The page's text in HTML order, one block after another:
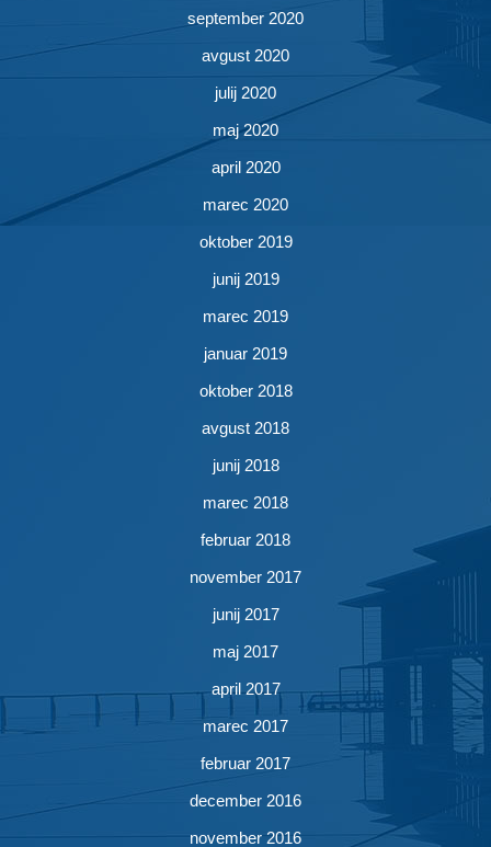
september 2020
avgust 2020
julij 2020
maj 2020
april 2020
marec 2020
oktober 2019
junij 2019
marec 2019
januar 2019
oktober 2018
avgust 2018
junij 2018
marec 2018
februar 2018
november 2017
junij 2017
maj 2017
april 2017
marec 2017
februar 2017
december 2016
november 2016